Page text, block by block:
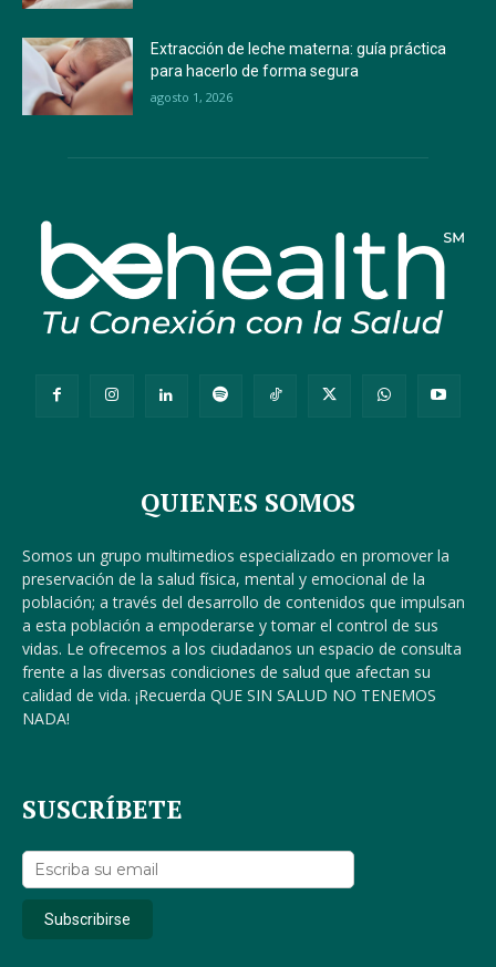
Extracción de leche materna: guía práctica
para hacerlo de forma segura
agosto 1, 2026
QUIENES SOMOS
Somos un grupo multimedios especializado en promover la
preservación de la salud física, mental y emocional de la
población; a través del desarrollo de contenidos que impulsan
a esta población a empoderarse y tomar el control de sus
vidas. Le ofrecemos a los ciudadanos un espacio de consulta
frente a las diversas condiciones de salud que afectan su
calidad de vida. ¡Recuerda QUE SIN SALUD NO TENEMOS
NADA!
SUSCRÍBETE